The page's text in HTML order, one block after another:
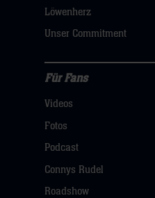
dann
klicken
hier
Löwenherz
Unser Commitment
Fans
Navigation
öffnen,
Für Fans
Videos
Fotos
Podcast
Connys Rudel
Roadshow